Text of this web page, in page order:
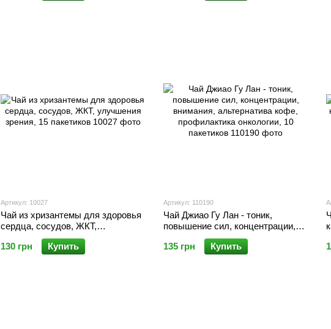
Артикул: 10027
Чай из хризантемы для здоровья
сердца, сосудов, ЖКТ,
улучшения зрения, 15 пакетиков
130 грн
Купить
Артикул: 110190
Чай Джиао Гу Лан - тоник,
повышение сил, концентрации,
внимания, альтернатива кофе,
профилактика онкологии, 10
135 грн Купить